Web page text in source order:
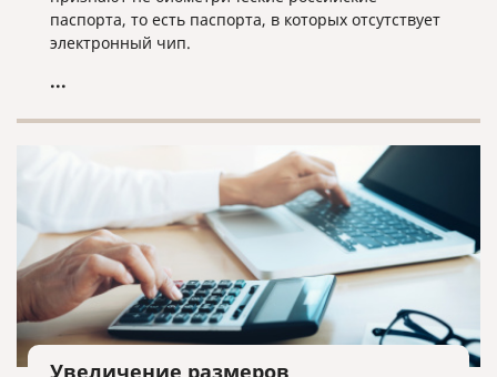
паспорта, то есть паспорта, в которых отсутствует
электронный чип.
...
Увеличение размеров